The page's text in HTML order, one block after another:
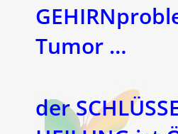
Tumor …
der